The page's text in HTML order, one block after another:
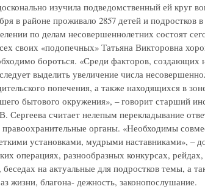
изучила подведомственный ей круг
в районе проживало 2857 детей и подростков в
по делам несовершеннолетних состоят
своих «подопечных» Татьяна Викторовна
бороться. «Среди факторов, создающих
выделить увеличение числа
попечения, а также находящихся в
бытового окружения», – говорит старший
считает нелепым перекладывание
органы. «Необходимы
установками, мудрыми наставниками», –
операциях, разнообразных конкурсах,
на актуальные для подростков темы, а
жизни, благона- дежность, законопослушание.